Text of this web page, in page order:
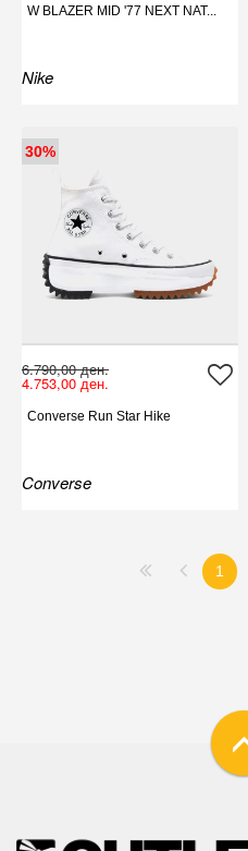
W BLAZER MID '77 NEXT NAT...
Nike
30%
6.790,00 ден.
4.753,00 ден.
Converse Run Star Hike
Converse
1